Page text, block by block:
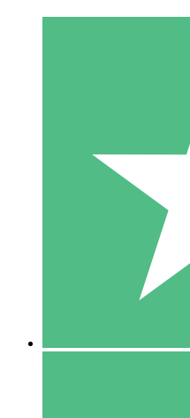
Paquetes de
Paga según el uso con
10